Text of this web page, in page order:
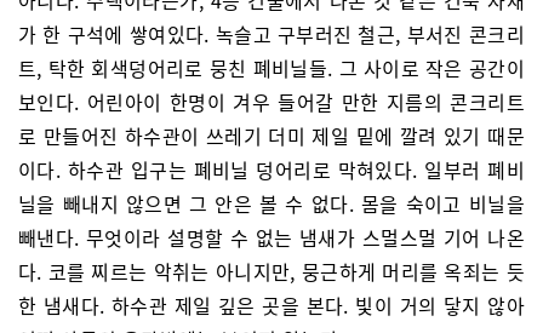
가 한 구석에 쌓여있다. 녹슬고 구부러진 철근, 부서진 콘크리
트, 탁한 회색덩어리로 뭉친 폐비닐들. 그 사이로 작은 공간이
보인다. 어린아이 한명이 겨우 들어갈 만한 지름의 콘크리트
로 만들어진 하수관이 쓰레기 더미 제일 밑에 깔려 있기 때문
이다. 하수관 입구는 폐비닐 덩어리로 막혀있다. 일부러 폐비
닐을 빼내지 않으면 그 안은 볼 수 없다. 몸을 숙이고 비닐을
빼낸다. 무엇이라 설명할 수 없는 냄새가 스멀스멀 기어 나온
다. 코를 찌르는 악취는 아니지만, 뭉근하게 머리를 옥죄는 듯
한 냄새다. 하수관 제일 깊은 곳을 본다. 빛이 거의 닿지 않아